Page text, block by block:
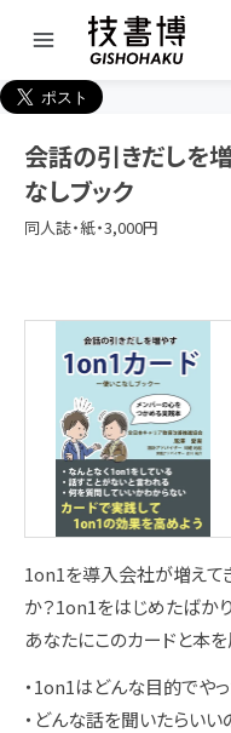
会話の引きだしを
なしブック
同人誌・紙・3,000円
1on1を導入会社が増えて
か？1on1をはじめたばか
あなたにこのカードと本を
・1on1はどんな目的でや
・どんな話を聞いたらいい